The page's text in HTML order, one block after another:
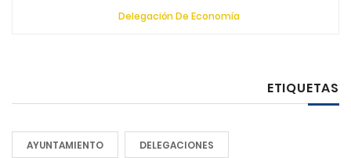
Delegación De Economía
ETIQUETAS
AYUNTAMIENTO DELEGACIONES